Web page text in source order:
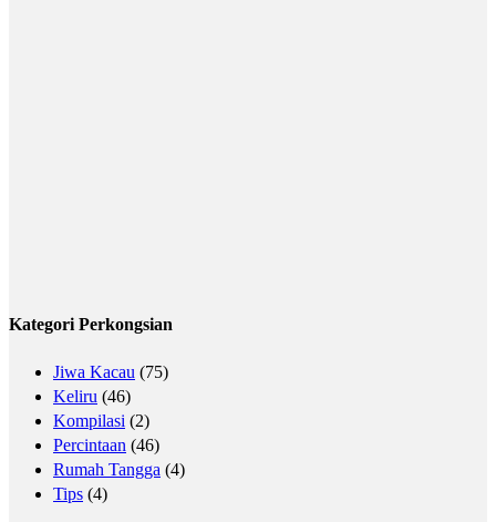
Kategori Perkongsian
Jiwa Kacau (75)
Keliru (46)
Kompilasi (2)
Percintaan (46)
Rumah Tangga (4)
Tips (4)